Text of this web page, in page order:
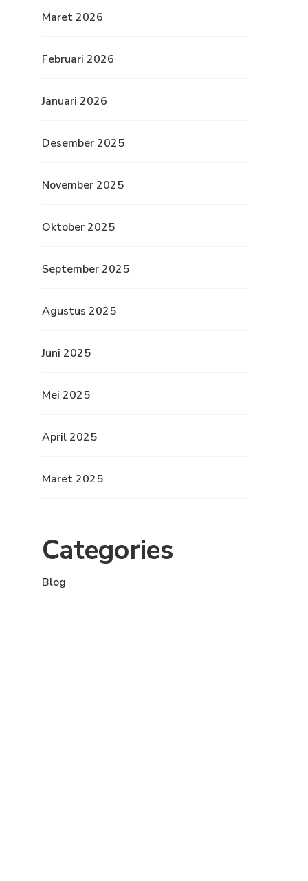
Maret 2026
Februari 2026
Januari 2026
Desember 2025
November 2025
Oktober 2025
September 2025
Agustus 2025
Juni 2025
Mei 2025
April 2025
Maret 2025
Categories
Blog